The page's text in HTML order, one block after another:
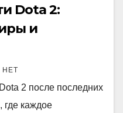
Dota 2:
и
НЕТ
2 после последних
где каждое